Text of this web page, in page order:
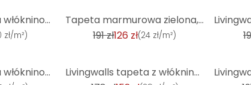
Livingwalls tapeta włókninowa Metropolitan Stories tapeta marmurowa Alena St. Petersburg szary, meta
zł/m²)
Tapeta marmurowa zielona, metaliczna, włókninowa tapeta Metropolitan Stories Alena St. Petersburg by
191 zł126 zł(24 zł/m²)
Livingwalls tapeta włókninowa Metropolitan Stories tapeta 3D marmurowy wygląd Alena St. Petersburg r
Livingwalls tapeta z włókniny Metropolitan Stories tapeta 3D marmurowy wygląd Alena St. Petersburg s